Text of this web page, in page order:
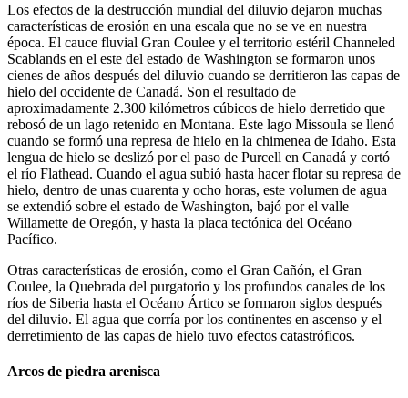
Los efectos de la destrucción mundial del diluvio dejaron muchas
características de erosión en una escala que no se ve en nuestra
época. El cauce fluvial Gran Coulee y el territorio estéril Channeled
Scablands en el este del estado de Washington se formaron unos
cienes de años después del diluvio cuando se derritieron las capas de
hielo del occidente de Canadá. Son el resultado de
aproximadamente 2.300 kilómetros cúbicos de hielo derretido que
rebosó de un lago retenido en Montana. Este lago Missoula se llenó
cuando se formó una represa de hielo en la chimenea de Idaho. Esta
lengua de hielo se deslizó por el paso de Purcell en Canadá y cortó
el río Flathead. Cuando el agua subió hasta hacer flotar su represa de
hielo, dentro de unas cuarenta y ocho horas, este volumen de agua
se extendió sobre el estado de Washington, bajó por el valle
Willamette de Oregón, y hasta la placa tectónica del Océano
Pacífico.
Otras características de erosión, como el Gran Cañón, el Gran
Coulee, la Quebrada del purgatorio y los profundos canales de los
ríos de Siberia hasta el Océano Ártico se formaron siglos después
del diluvio. El agua que corría por los continentes en ascenso y el
derretimiento de las capas de hielo tuvo efectos catastróficos.
Arcos de piedra arenisca